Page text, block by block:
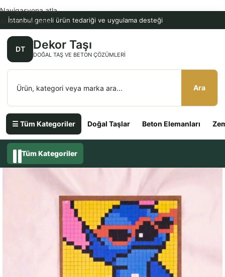
İstanbul geneli ürün tedariği ve uygulama desteği
DT Dekor Taşı
DOĞAL TAŞ VE BETON ÇÖZÜMLERI
Ara
☰ Tüm Kategoriler Doğal Taşlar Beton Elemanları
Navigasyona atla
Ana içeriğe atla
Tüm Kategoriler